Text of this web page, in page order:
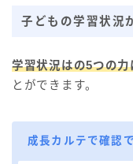
子どもの学習状況
学習状況はの5つの
とができます。
成長カルテで確認